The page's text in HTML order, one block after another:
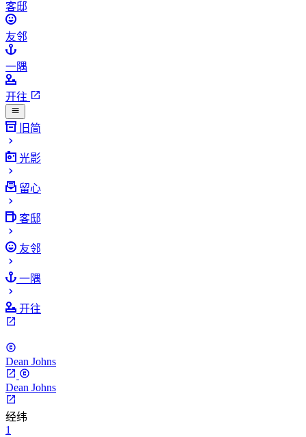
客邸
友邻
一隅
开往
旧简
光影
留心
客邸
友邻
一隅
开往
Dean Johns
Dean Johns
经纬
1